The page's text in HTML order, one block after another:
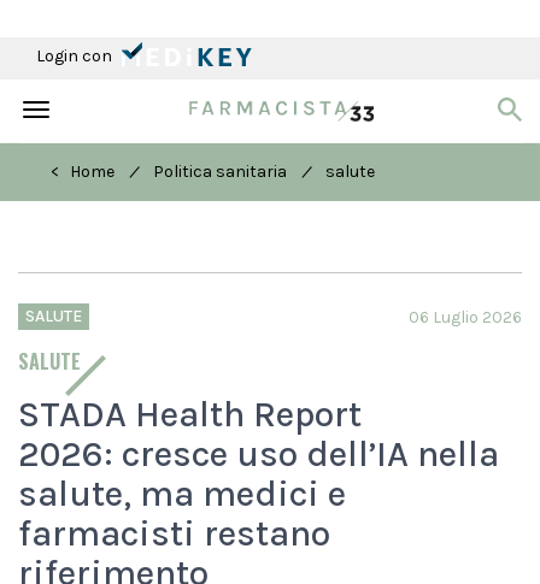
Login con
Toggle
< Home
/ Politica sanitaria / salute
SALUTE
SALUTE
06 Luglio 2026
STADA Health Report
2026: cresce uso dell’IA nella
salute, ma medici e
farmacisti restano
riferimento